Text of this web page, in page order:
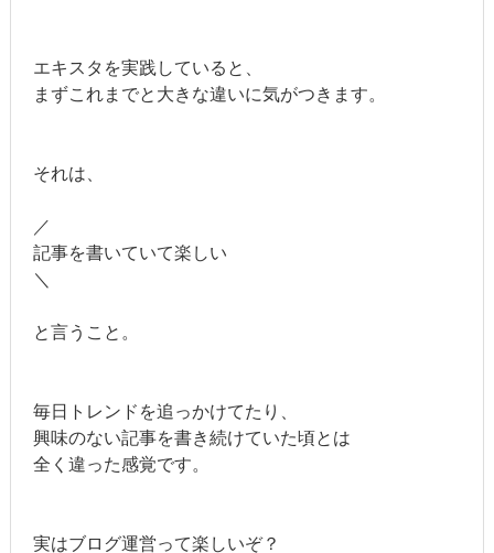
エキスタを実践していると、
まずこれまでと大きな違いに気がつきます。
それは、
／
記事を書いていて楽しい
＼
と言うこと。
毎日トレンドを追っかけてたり、
興味のない記事を書き続けていた頃とは
全く違った感覚です。
実はブログ運営って楽しいぞ？